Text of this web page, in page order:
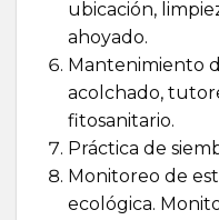
ubicación,
ahoyado.
Mantenimiento
acolchado,
fitosanitario.
Práctica de
Monitoreo de
ecológica.